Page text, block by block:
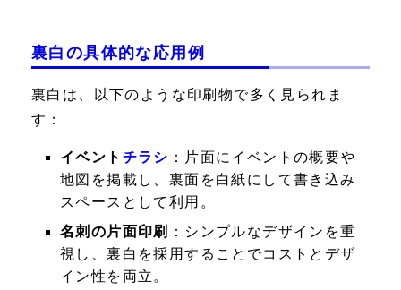
裏白の具体的な応用例
裏白は、以下のような印刷物で多く見られま
す：
イベント チラシ ：片面にイベントの概要や
地図を掲載し、裏面を白紙にして書き込み
スペースとして利用。
名刺の片面印刷
：シンプルなデザインを重
視し、裏白を採用することでコストとデザ
イン性を両立。